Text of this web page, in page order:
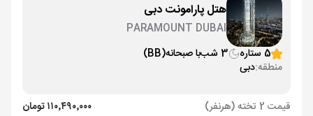
هتل پارامونت دبی
PARAMOUNT DUBAI
5 ستاره
3 شب با صبحانه(BB)
منطقه:دبی
قیمت 2 تخته (هرنفر)
۱۱۰٬۴۹۰٬۰۰۰ تومان